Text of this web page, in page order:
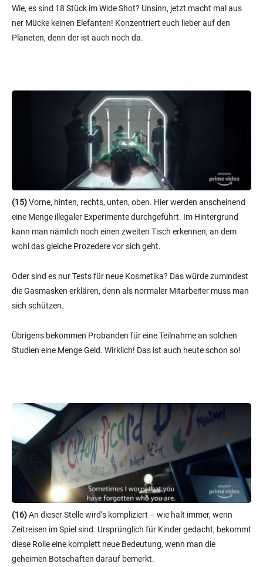
Wie, es sind 18 Stück im Wide Shot? Unsinn, jetzt macht mal aus
ner Mücke keinen Elefanten! Konzentriert euch lieber auf den
Planeten, denn der ist auch noch da.
(15)Vorne, hinten, rechts, unten, oben. Hier werden anscheinend
eine Menge illegaler Experimente durchgeführt. Im Hintergrund
kann man nämlich noch einen zweiten Tisch erkennen, an dem
wohl das gleiche Prozedere vor sich geht.
Oder sind es nur Tests für neue Kosmetika? Das würde zumindest
die Gasmasken erklären, denn als normaler Mitarbeiter muss man
sich schützen.
Übrigens bekommen Probanden für eine Teilnahme an solchen
Studien eine Menge Geld. Wirklich! Das ist auch heute schon so!
(16)An dieser Stelle wird’s kompliziert – wie halt immer, wenn
Zeitreisen im Spiel sind. Ursprünglich für Kinder gedacht, bekommt
diese Rolle eine komplett neue Bedeutung, wenn man die
geheimen Botschaften darauf bemerkt.